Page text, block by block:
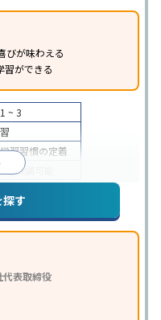
びが味わえる
習ができる
~ 3
学習習慣の定着
受講可能
す
代表取締役